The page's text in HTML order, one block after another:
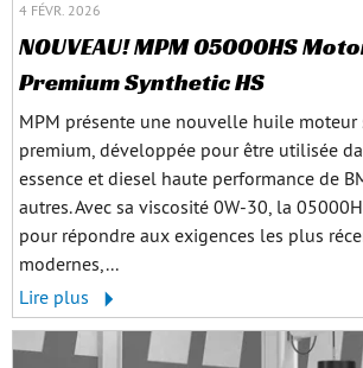
4 FÉVR. 2026
NOUVEAU! MPM 05000HS
Premium Synthetic HS
MPM présente une nouvelle huile
premium, développée pour être utilisée
essence et diesel haute performance de
autres. Avec sa viscosité 0W‑30, la
pour répondre aux exigences les plus
modernes,...
Lire plus